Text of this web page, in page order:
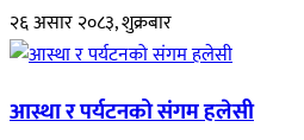
२६ असार २०८३, शुक्रबार
आस्था र पर्यटनको संगम हलेसी